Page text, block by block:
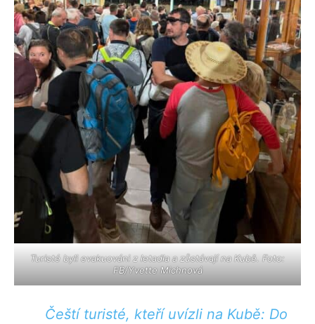
Turisté byli evakuováni z letadla a zůstávají na Kubě. Foto:
FB/Yvette Michnová
Čeští turisté, kteří uvízli na Kubě: Do